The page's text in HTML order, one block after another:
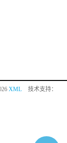
XML
技术支持：